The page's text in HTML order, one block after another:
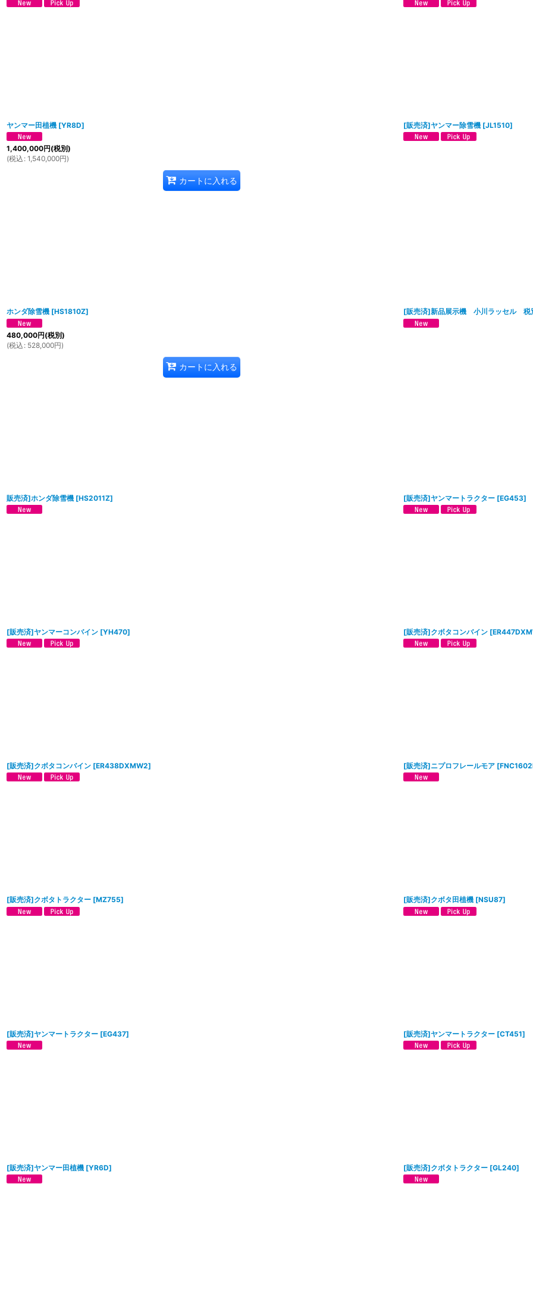
ヤンマー田植機 [YR8D]
1,400,000円(税別)
(税込 : 1,540,000円)
カートに入れる
[販売済]ヤンマー除雪機 [JL1510]
ホンダ除雪機 [HS1810Z]
480,000円(税別)
(税込 : 528,000円)
カートに入れる
[販売済]新品展示機 小川ラッセル 税
販売済]ホンダ除雪機 [HS2011Z] [販売済]ヤンマートラクター [EG453]
[販売済]ヤンマーコンバイン [YH470] [販売済]クボタコンバイン [
[販売済]クボタコンバイン [ER438DXMW2] [販売済]ニプロフレールモア [
[販売済]クボタトラクター [MZ755] [販売済]クボタ田植機 [NSU87]
[販売済]ヤンマートラクター [EG437] [販売済]ヤンマートラクター [CT451]
[販売済]ヤンマー田植機 [YR6D] [販売済]クボタトラクター [GL240]